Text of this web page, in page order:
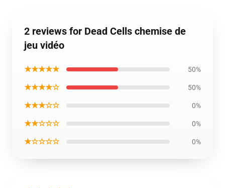
2 reviews for Dead Cells chemise de
jeu vidéo
★★★★★ 50%
★★★★☆ 50%
★★★☆☆ 0%
★★☆☆☆ 0%
★☆☆☆☆ 0%